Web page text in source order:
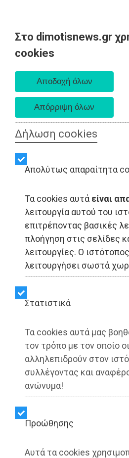
Στο dimotisnews.gr
cookies
Δήλωση cookies
Απολύτως απαραίτητα
Τα cookies αυτά είναι
λειτουργία αυτού του
επιτρέποντας βασικές
πλοήγηση στις σελίδες
λειτουργίες. Ο
λειτουργήσει σωστά
Στατιστικά
Τα cookies αυτά μας
τον τρόπο με τον οποίο
αλληλεπιδρούν στον
συλλέγοντας και
ανώνυμα!
Προώθησης
Αυτά τα cookies
ΑΥΤΟΔΙΟΙΚΗΣΗ - Αττική
Δεν κάνει
μόνο κριτική
αρχή
Share:
▶️ Ακούστε το κείμενο